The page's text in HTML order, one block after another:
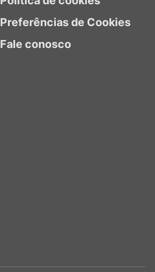
Preferências de Cookies
Fale conosco